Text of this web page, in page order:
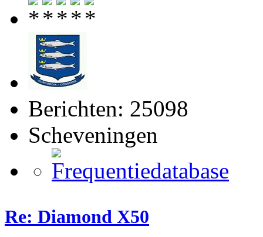
Berichten: 25098
Scheveningen
Re: Diamond X50